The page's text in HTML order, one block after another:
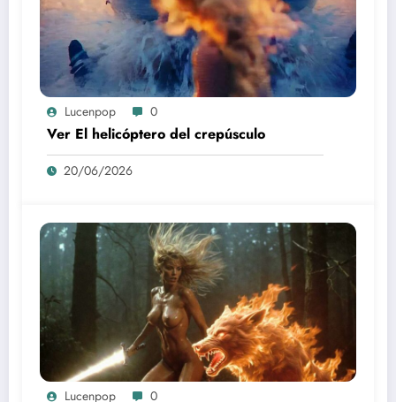
Lucenpop 0
Ver El helicóptero del crepúsculo
20/06/2026
Lucenpop 0